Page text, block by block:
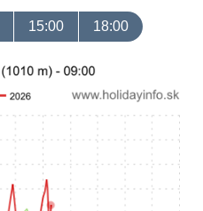
15:00 18:00